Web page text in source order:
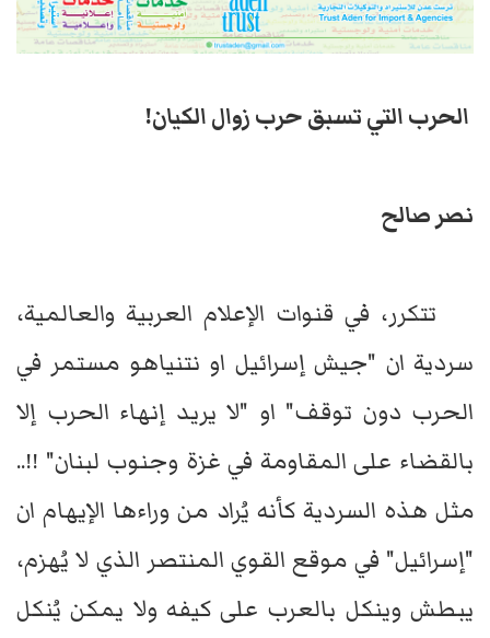
الحرب التي تسبق حرب زوال الكيان!
نصر صالح
تتكرر، في قنوات الإعلام العربية والعالمية،
سردية ان "جيش إسرائيل او نتنياهو مستمر في
الحرب دون توقف" او "لا يريد إنهاء الحرب إلا
بالقضاء على المقاومة في غزة وجنوب لبنان" !!..
مثل هذه السردية كأنه يُراد من وراءها الإيهام ان
"إسرائيل" في موقع القوي المنتصر الذي لا يُهزم،
يبطش وينكل بالعرب على كيفه ولا يمكن يُنكل